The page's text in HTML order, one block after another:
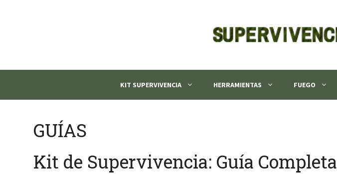
KIT SUPERVIVENCIA HERRAMIENTAS FUEGO
GUÍAS
Kit de Supervivencia: Guía Completa